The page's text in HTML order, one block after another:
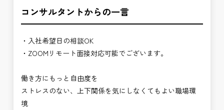
コンサルタントからの一言
・入社希望日の相談OK
・ZOOMリモート面接対応可能でございます。
働き方にもっと自由度を
ストレスのない、上下関係を気にしなくてもよい職場環
境